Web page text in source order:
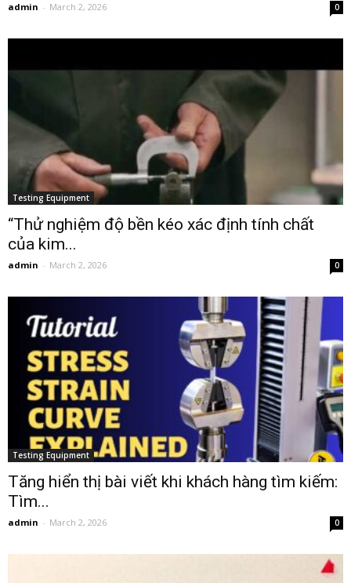
admin - March 2, 2026 0
Testing Equipment
“Thử nghiệm độ bền kéo xác định tính chất
của kim...
admin - March 2, 2026 0
Testing Equipment
Tăng hiển thị bài viết khi khách hàng tìm kiếm:
Tìm...
admin - March 2, 2026 0